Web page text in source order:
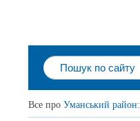
Все про Уманський район: